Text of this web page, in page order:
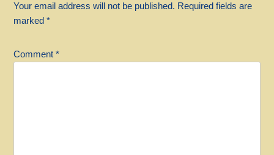
Your email address will not be published. Required fields are
marked*
Comment*